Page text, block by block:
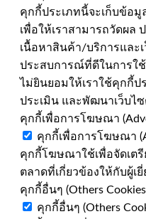
คุกกี้ประเภทนี้จะเก็บข้อมู
เพื่อให้เราสามารถวัดผล
เนื้อหาสินค้า/บริการและเ
ประสบการณ์ที่ดีในการใ
ไม่ยินยอมให้เราใช้คุกกี้ป
ประเมิน และพัฒนาเว็บไ
คุกกี้เพื่อการโฆษณา
คุกกี้เพื่อการโฆษณา
คุกกี้โฆษณาใช้เพื่อจัดเต
ตลาดที่เกี่ยวข้องให้กับผู้เ
คุกกี้อื่นๆ (Others
คุกกี้อื่นๆ (Others